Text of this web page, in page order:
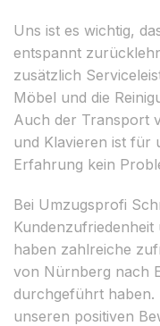
Uns ist es wichtig,
entspannt
zusätzlich
Möbel und die
Auch der Transport
und Klavieren ist für
Erfahrung kein
Bei Umzugsprofi
haben zahlreiche
von Nürnberg nach
durchgeführt haben.
unseren positiven